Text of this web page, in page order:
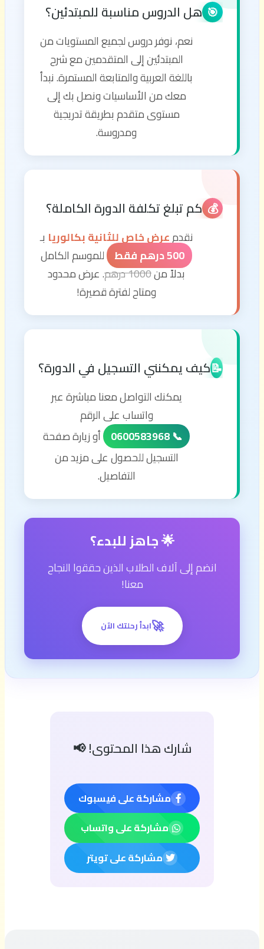
🎯 هل الدروس مناسبة للمبتدئين؟
نعم، نوفر دروس لجميع المستويات من
المبتدئين إلى المتقدمين مع شرح
باللغة العربية والمتابعة المستمرة. نبدأ
معك من الأساسيات ونصل بك إلى
مستوى متقدم بطريقة تدريجية
ومدروسة.
💰 كم تبلغ تكلفة الدورة الكاملة؟
نقدمعرض خاص للثانية بكالوريا بـ
500 درهم فقط
للموسم الكامل
بدلاً من1000 درهم
. عرض محدود
ومتاح لفترة قصيرة!
📝كيف يمكنني التسجيل في الدورة؟
يمكنك التواصل معنا مباشرة عبر
واتساب على الرقم
📞 0600583968
أو زيارة صفحة
التسجيل للحصول على مزيد من
التفاصيل.
🌟 جاهز للبدء؟
انضم إلى آلاف الطلاب الذين حققوا النجاح
معنا!
🚀ابدأ رحلتك الآن
شارك هذا المحتوى! 📢
مشاركة على فيسبوك
مشاركة على واتساب
مشاركة على تويتر